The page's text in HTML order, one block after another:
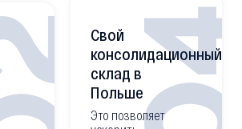
Свой
консолидационный
склад в
Польше
Это позволяет